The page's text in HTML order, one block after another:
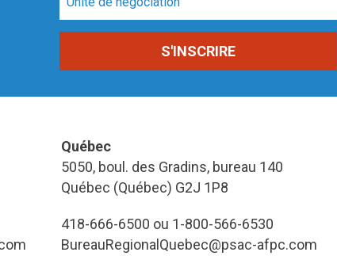
Québec
5050, boul. des Gradins, bureau 140
Québec (Québec) G2J 1P8
418-666-6500 ou 1-800-566-6530
BureauRegionalQuebec@psac-afpc.com